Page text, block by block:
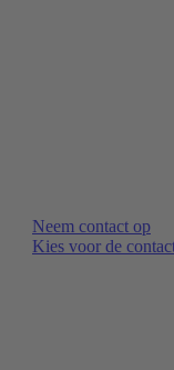
Neem contact op
Kies voor de